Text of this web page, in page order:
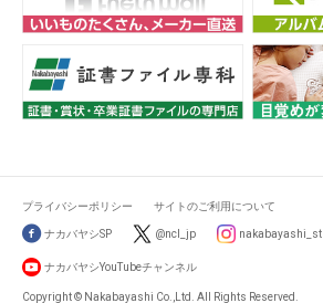
プライバシーポリシー サイトのご利用について
ナカバヤシSP @ncl_jp nakabayashi_st
ナカバヤシYouTubeチャンネル
Copyright © Nakabayashi Co.,Ltd. All Rights Reserved.